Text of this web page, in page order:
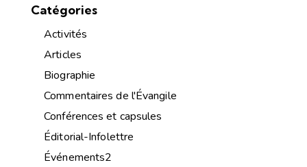
Catégories
Activités
Articles
Biographie
Commentaires de l'Évangile
Conférences et capsules
Éditorial-Infolettre
Événements2